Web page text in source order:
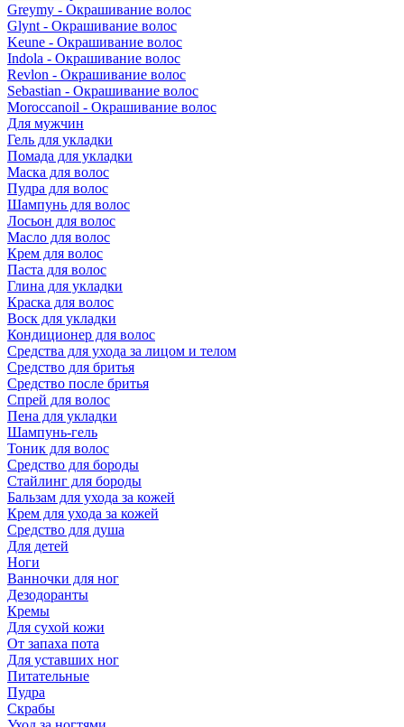
Greymy - Окрашивание волос
Glynt - Окрашивание волос
Keune - Окрашивание волос
Indola - Окрашивание волос
Revlon - Окрашивание волос
Sebastian - Окрашивание волос
Moroccanoil - Окрашивание волос
Для мужчин
Гель для укладки
Помада для укладки
Маска для волос
Пудра для волос
Шампунь для волос
Лосьон для волос
Масло для волос
Крем для волос
Паста для волос
Глина для укладки
Краска для волос
Воск для укладки
Кондиционер для волос
Средства для ухода за лицом и телом
Средство для бритья
Средство после бритья
Спрей для волос
Пена для укладки
Шампунь-гель
Тоник для волос
Средство для бороды
Стайлинг для бороды
Бальзам для ухода за кожей
Крем для ухода за кожей
Средство для душа
Для детей
Ноги
Ванночки для ног
Дезодоранты
Кремы
Для сухой кожи
От запаха пота
Для уставших ног
Питательные
Пудра
Скрабы